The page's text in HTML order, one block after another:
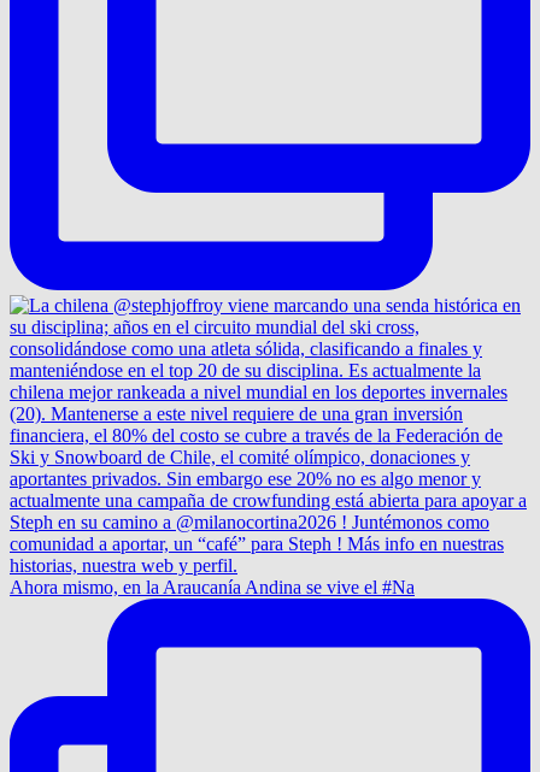
Ahora mismo, en la Araucanía Andina se vive el #Na